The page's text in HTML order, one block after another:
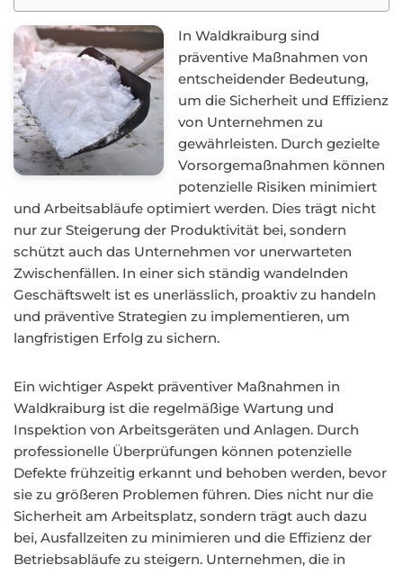
In Waldkraiburg sind
präventive Maßnahmen von
entscheidender Bedeutung,
um die Sicherheit und Effizienz
von Unternehmen zu
gewährleisten. Durch gezielte
Vorsorgemaßnahmen können
potenzielle Risiken minimiert
und Arbeitsabläufe optimiert werden. Dies trägt nicht
nur zur Steigerung der Produktivität bei, sondern
schützt auch das Unternehmen vor unerwarteten
Zwischenfällen. In einer sich ständig wandelnden
Geschäftswelt ist es unerlässlich, proaktiv zu handeln
und präventive Strategien zu implementieren, um
langfristigen Erfolg zu sichern.
Ein wichtiger Aspekt präventiver Maßnahmen in
Waldkraiburg ist die regelmäßige Wartung und
Inspektion von Arbeitsgeräten und Anlagen. Durch
professionelle Überprüfungen können potenzielle
Defekte frühzeitig erkannt und behoben werden, bevor
sie zu größeren Problemen führen. Dies nicht nur die
Sicherheit am Arbeitsplatz, sondern trägt auch dazu
bei, Ausfallzeiten zu minimieren und die Effizienz der
Betriebsabläufe zu steigern. Unternehmen, die in